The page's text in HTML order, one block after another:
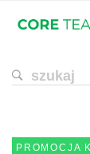
PROMOCJA